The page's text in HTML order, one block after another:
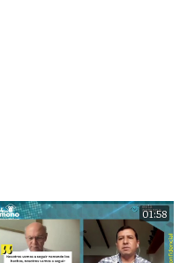
01:58